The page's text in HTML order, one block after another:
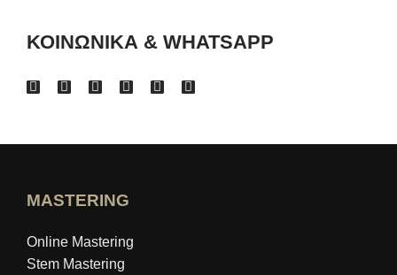
ΚΟΙΝΩΝΙΚΑ & WHATSAPP
MASTERING
Online Mastering
Stem Mastering